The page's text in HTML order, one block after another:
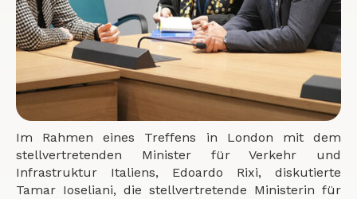
Im Rahmen eines Treffens in London mit dem
stellvertretenden Minister für Verkehr und
Infrastruktur Italiens, Edoardo Rixi, diskutierte
Tamar Ioseliani, die stellvertretende Ministerin für